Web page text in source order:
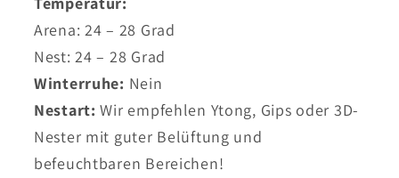
Arena: 24 – 28 Grad
Nest: 24 – 28 Grad
Winterruhe: Nein
Nestart: Wir empfehlen Ytong, Gips oder 3D-
Nester mit guter Belüftung und
befeuchtbaren Bereichen!